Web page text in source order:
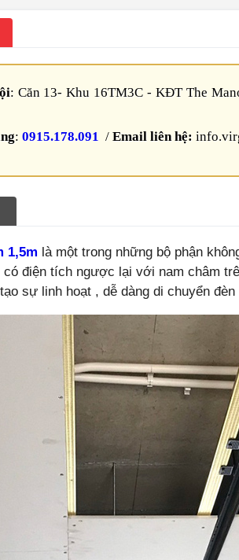
: Căn 13- Khu 16TM3C - KĐT The
: 0915.178.091 / Email liên hệ:
1,5m là một trong những bộ phận
điện tích ngược lại với nam châm
sự linh hoạt , dễ dàng di chuyển